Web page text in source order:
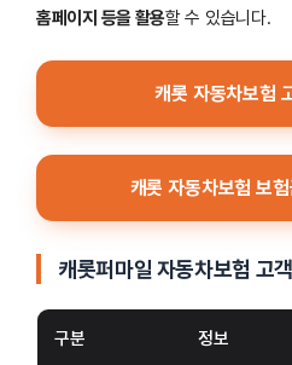
홈페이지 등을 활용할 수 있습니다.
캐롯 자동차보험
캐롯 자동차보험 보
캐롯퍼마일 자동차보험 고
구분 정보